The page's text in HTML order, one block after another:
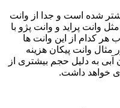
شده است و جدا از وانت
وانت پراید و وانت پژو با
هر کدام از این وانت ها
مثال وانت پیکان هزینه
آبی به دلیل حجم بیشتری از
خواهد داشت.